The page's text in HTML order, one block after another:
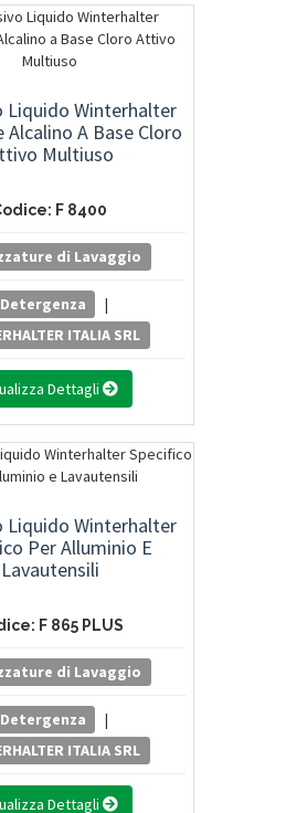
Liquido Winterhalter
A Base Cloro
Multiuso
F 8400
di Lavaggio
Detergenza
|
ITALIA SRL
Dettagli
Liquido Winterhalter
Per Alluminio E
Lavautensili
F 865 PLUS
di Lavaggio
Detergenza
|
ITALIA SRL
Dettagli